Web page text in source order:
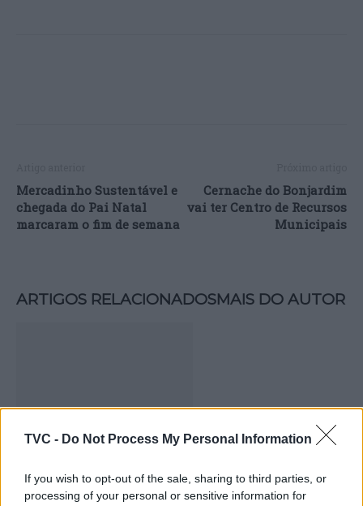
TVC - Do Not Process My Personal Information
If you wish to opt-out of the sale, sharing to third parties, or
processing of your personal or sensitive information for
Mercadinho Sustentável e
chegada do Pai Natal
marcaram o fim de semana
Cernache do Bonjardim
vai ter Centro de Recursos
Municipais
ARTIGOS RELACIONADOSMAIS DO AUTOR
Turismo Centro de Portugal estreia